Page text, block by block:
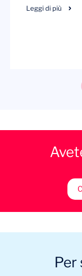
Leggi di più
Per